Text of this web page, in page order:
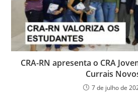
CRA-RN apresenta o CRA
Currais
7 de julho de